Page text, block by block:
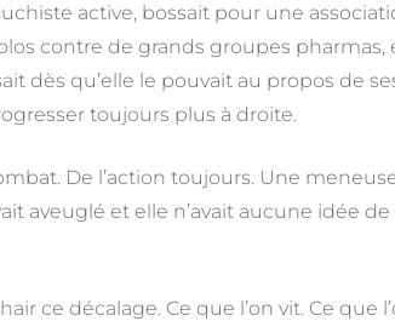
active, bossait pour une
contre de grands groupes pharmas,
dès qu’elle le pouvait au propos de
toujours plus à droite.
De l’action toujours. Une
aveuglé et elle n’avait aucune idée
ce décalage. Ce que l’on vit. Ce que